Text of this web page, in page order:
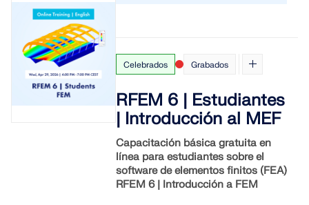
Productos anteriores
Celebrados Grabados
RFEM 6 | Estudiantes
| Introducción al MEF
Capacitación básica gratuita en
línea para estudiantes sobre el
software de elementos finitos (FEA)
RFEM 6 | Introducción a FEM